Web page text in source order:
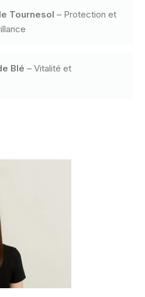
Tournesol – Protection et
Blé – Vitalité et